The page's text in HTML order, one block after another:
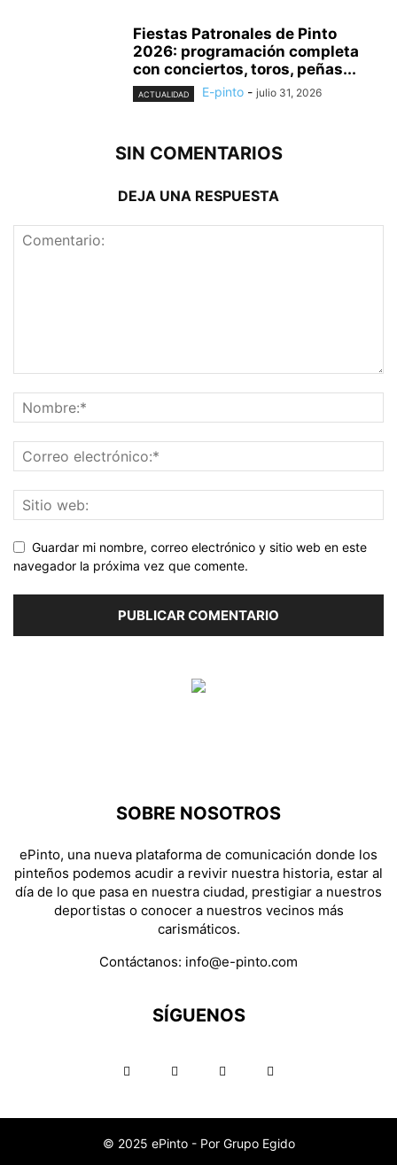
Fiestas Patronales de Pinto
2026: programación completa
con conciertos, toros, peñas...
ACTUALIDAD E-pinto - julio 31, 2026
SIN COMENTARIOS
DEJA UNA RESPUESTA
Guardar mi nombre, correo electrónico y sitio web en este
navegador la próxima vez que comente.
SOBRE NOSOTROS
ePinto, una nueva plataforma de comunicación donde los
pinteños podemos acudir a revivir nuestra historia, estar al
día de lo que pasa en nuestra ciudad, prestigiar a nuestros
deportistas o conocer a nuestros vecinos más
carismáticos.
Contáctanos: info@e-pinto.com
SÍGUENOS
© 2025 ePinto - Por Grupo Egido